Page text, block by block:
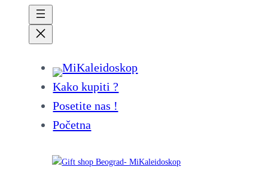
Kako kupiti ?
Posetite nas !
Početna